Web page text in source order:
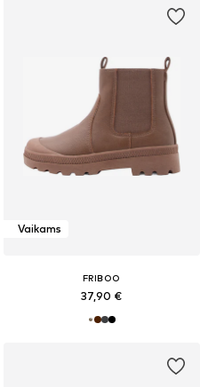
Vaikams
FRIBOO
37,90 €